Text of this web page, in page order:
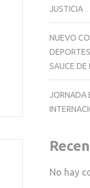
JUSTICIA
NUEVO
SAUCE DE
JORNADA
No hay